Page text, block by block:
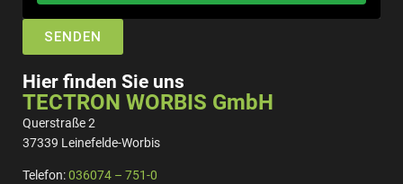
SENDEN
Hier finden Sie uns
TECTRON WORBIS GmbH
Querstraße 2
37339 Leinefelde-Worbis
Telefon:036074 – 751-0